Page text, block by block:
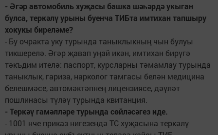
- Әгәр автомобиль хуҗасы башка шәһәрдә укыган
булса, теркәлү урыны буенча ТИБта имтихан тапшыру
хокукы биреләме?
- Бу очракта уку турында таныклыкның чын булуы
тикшерелә. Әгәр җавап уңай икән, имтихан бирүгә
тәкъдим ителә: паспорт, курсларны тәмамлау турында
таныклык, гариза, нарколог тамгасы белән медицина
белешмәсе, автомәктәпнең лицензиясе, дәүләт
пошлинасы түләү турында квитанция.
- Теркәү гамәлләре турында сөйләсәгез иде.
- 1001 нче приказ нигезендә ТС хуҗасына теркәлү